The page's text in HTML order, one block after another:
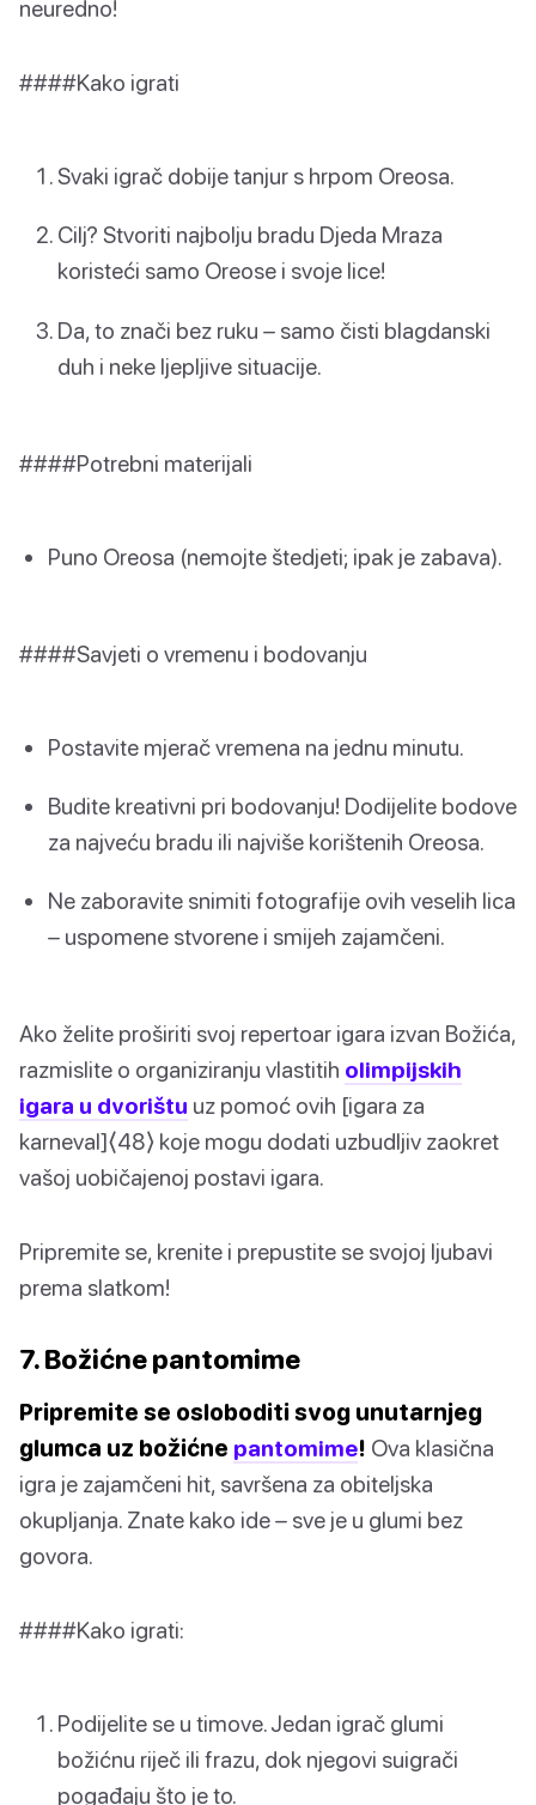
neuredno!
####Kako igrati
Svaki igrač dobije tanjur s hrpom Oreosa.
Cilj? Stvoriti najbolju bradu Djeda Mraza
koristeći samo Oreose i svoje lice!
Da, to znači bez ruku – samo čisti blagdanski
duh i neke ljepljive situacije.
####Potrebni materijali
Puno Oreosa (nemojte štedjeti; ipak je zabava).
####Savjeti o vremenu i bodovanju
Postavite mjerač vremena na jednu minutu.
Budite kreativni pri bodovanju! Dodijelite bodove
za najveću bradu ili najviše korištenih Oreosa.
Ne zaboravite snimiti fotografije ovih veselih lica
– uspomene stvorene i smijeh zajamčeni.
Ako želite proširiti svoj repertoar igara izvan Božića,
razmislite o organiziranju vlastitih olimpijskih
igara u dvorištu uz pomoć ovih [igara za
karneval]⟨48⟩ koje mogu dodati uzbudljiv zaokret
vašoj uobičajenoj postavi igara.
Pripremite se, krenite i prepustite se svojoj ljubavi
prema slatkom!
7. Božićne pantomime
Pripremite se osloboditi svog unutarnjeg
glumca uz božićne pantomime! Ova klasična
igra je zajamčeni hit, savršena za obiteljska
okupljanja. Znate kako ide – sve je u glumi bez
govora.
####Kako igrati:
Podijelite se u timove. Jedan igrač glumi
božićnu riječ ili frazu, dok njegovi suigrači
pogađaju što je to.